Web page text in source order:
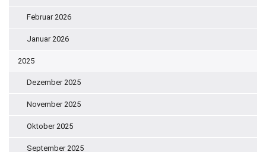
Februar 2026
Januar 2026
2025
Dezember 2025
November 2025
Oktober 2025
September 2025